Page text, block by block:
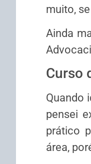
muito,
Ainda
Curso
Quando
pensei
prático
área,